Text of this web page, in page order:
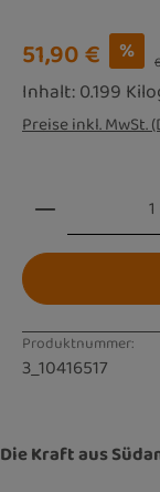
Verkaufspreis:
51,90 € %
Inhalt:0.199
Preise inkl. MwSt.
Produkt
Produktnummer:
3_10416517
Die Kraft aus